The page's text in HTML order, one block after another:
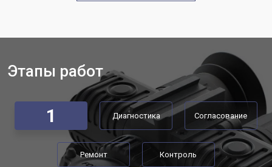
Этапы работ
1 Диагностика Согласование
Ремонт Контроль